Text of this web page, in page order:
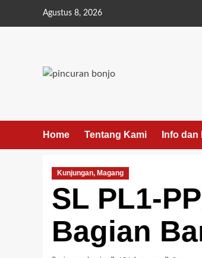
Agustus 8, 2026
Home Tentang Kami Info dan
Kunjungan, Magang
SL PL1-
Bagian